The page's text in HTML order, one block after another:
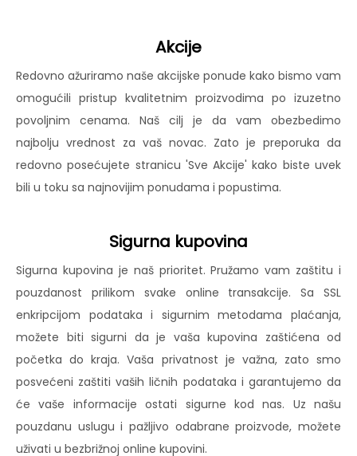
Akcije
Redovno ažuriramo naše akcijske ponude kako bismo vam
omogućili pristup kvalitetnim proizvodima po izuzetno
povoljnim cenama. Naš cilj je da vam obezbedimo
najbolju vrednost za vaš novac. Zato je preporuka da
redovno posećujete stranicu 'Sve Akcije' kako biste uvek
bili u toku sa najnovijim ponudama i popustima.
Sigurna kupovina
Sigurna kupovina je naš prioritet. Pružamo vam zaštitu i
pouzdanost prilikom svake online transakcije. Sa SSL
enkripcijom podataka i sigurnim metodama plaćanja,
možete biti sigurni da je vaša kupovina zaštićena od
početka do kraja. Vaša privatnost je važna, zato smo
posvećeni zaštiti vaših ličnih podataka i garantujemo da
će vaše informacije ostati sigurne kod nas. Uz našu
pouzdanu uslugu i pažljivo odabrane proizvode, možete
uživati u bezbrižnoj online kupovini.